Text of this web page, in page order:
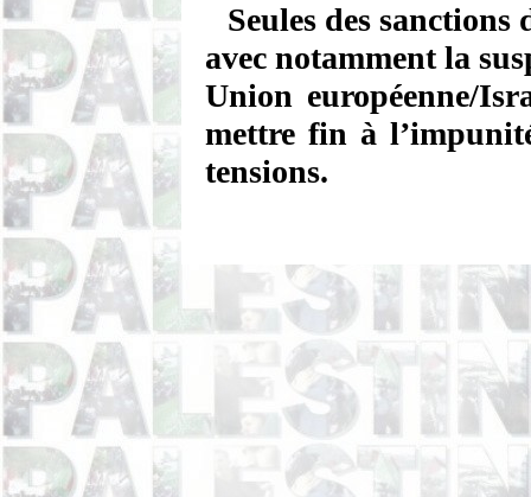
Seules des
avec notamment la
Union européenne/
mettre fin à
tensions.